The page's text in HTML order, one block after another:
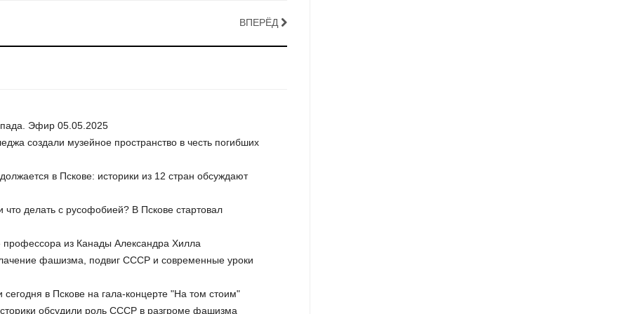
ВПЕРЁД
Эфир 05.05.2025
создали музейное пространство в честь погибших
в Пскове: историки из 12 стран обсуждают
делать с русофобией? В Пскове стартовал
из Канады Александра Хилла
фашизма, подвиг СССР и современные уроки
в Пскове на гала-концерте "На том стоим"
обсудили роль СССР в разгроме фашизма